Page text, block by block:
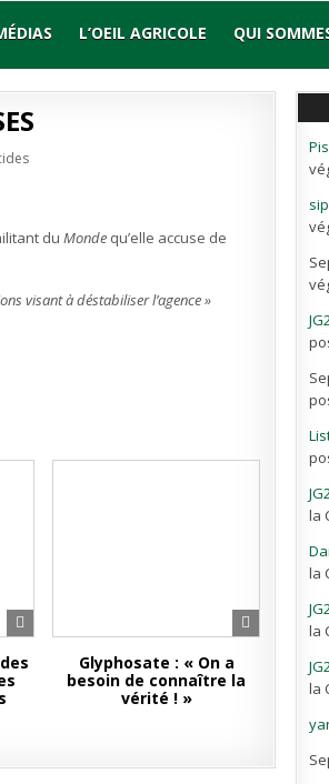
L’OEIL AGRICOLE QUI
duMonde qu’elle accuse de
visant à déstabiliser l’agence »
Glyphosate : « On a
besoin de connaître la
vérité ! »
la
la
la
la